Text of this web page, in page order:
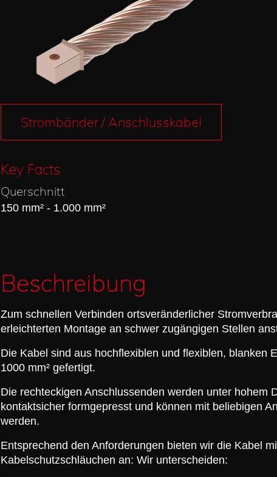
Strombänder / Anschlusskabel
Key Facts
Querschnitt
150 mm² - 1.000 mm²
Beschreibung
Zum schnellen Verbinden ortsveränderlicher
erleichterten Montage an schwer zugängigen Stellen
Die Kabel sind aus hochflexiblen und flexiblen, blanken
1000 mm² gefertigt.
Die rechteckigen Anschlussenden werden unter hohem
kontaktsicher formgepresst und können mit beliebigen
werden.
Entsprechend den Anforderungen bieten wir die Kabel
Kabelschutzschläuchen an: Wir unterscheiden: